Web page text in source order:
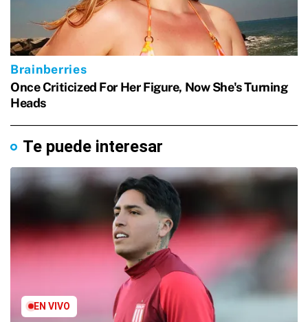
Te puede interesar
EN VIVO